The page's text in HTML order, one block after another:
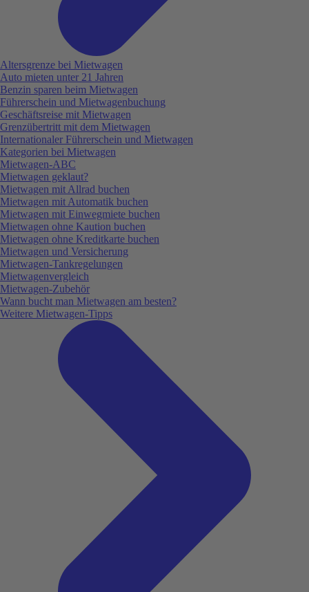
Altersgrenze bei Mietwagen
Auto mieten unter 21 Jahren
Benzin sparen beim Mietwagen
Führerschein und Mietwagenbuchung
Geschäftsreise mit Mietwagen
Grenzübertritt mit dem Mietwagen
Internationaler Führerschein und Mietwagen
Kategorien bei Mietwagen
Mietwagen-ABC
Mietwagen geklaut?
Mietwagen mit Allrad buchen
Mietwagen mit Automatik buchen
Mietwagen mit Einwegmiete buchen
Mietwagen ohne Kaution buchen
Mietwagen ohne Kreditkarte buchen
Mietwagen und Versicherung
Mietwagen-Tankregelungen
Mietwagenvergleich
Mietwagen-Zubehör
Wann bucht man Mietwagen am besten?
Weitere Mietwagen-Tipps